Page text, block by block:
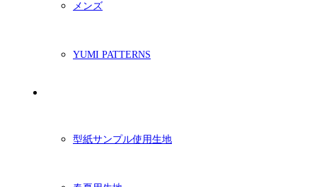
メンズ
YUMI PATTERNS
型紙サンプル使用生地